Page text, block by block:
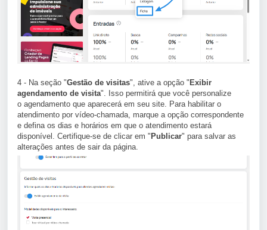
4 - Na seção "Gestão de visitas", ative a opção " Exibir
agendamento de visita". Isso permitirá que você personalize
o agendamento que aparecerá em seu site. Para habilitar o
atendimento por vídeo-chamada, marque a opção correspondente
e defina os dias e horários em que o atendimento estará
disponível. Certifique-se de clicar em " Publicar" para salvar as
alterações antes de sair da página.